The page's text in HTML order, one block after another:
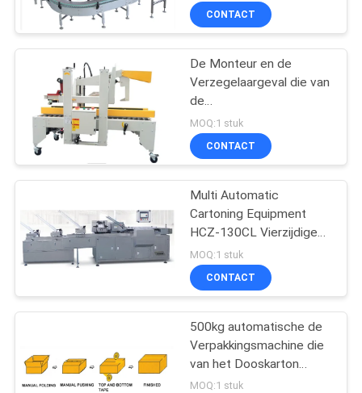
De Machine van
robotpalletizer
Kop het Vullen
Verzegelende
Machine
38
CONTACT
De Monteur en de
Verzegelaargeval die van
de
schoonheidsmiddelendoos
de Sluitende Machine
van de Doosverpakking
MOQ:1 stuk
CONTACT
Multi Automatic
Cartoning Equipment
HCZ-130CL Vierzijdige
verpakking Carton opslag
voor Blister
MOQ:1 stuk
CONTACT
500kg automatische de
Verpakkingsmachine die
van het Dooskarton
1935mm verzegelen
MOQ:1 stuk